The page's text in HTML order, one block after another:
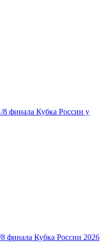
8 финала Кубка России у
финала Кубка России 2026